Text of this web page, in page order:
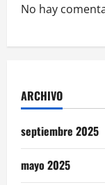
No hay
ARCHIVO
septiembre 2025
mayo 2025